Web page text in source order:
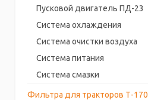
Пусковой двигатель ПД-23
Система охлаждения
Система очистки воздуха
Система питания
Система смазки
Фильтра для тракторов Т-170